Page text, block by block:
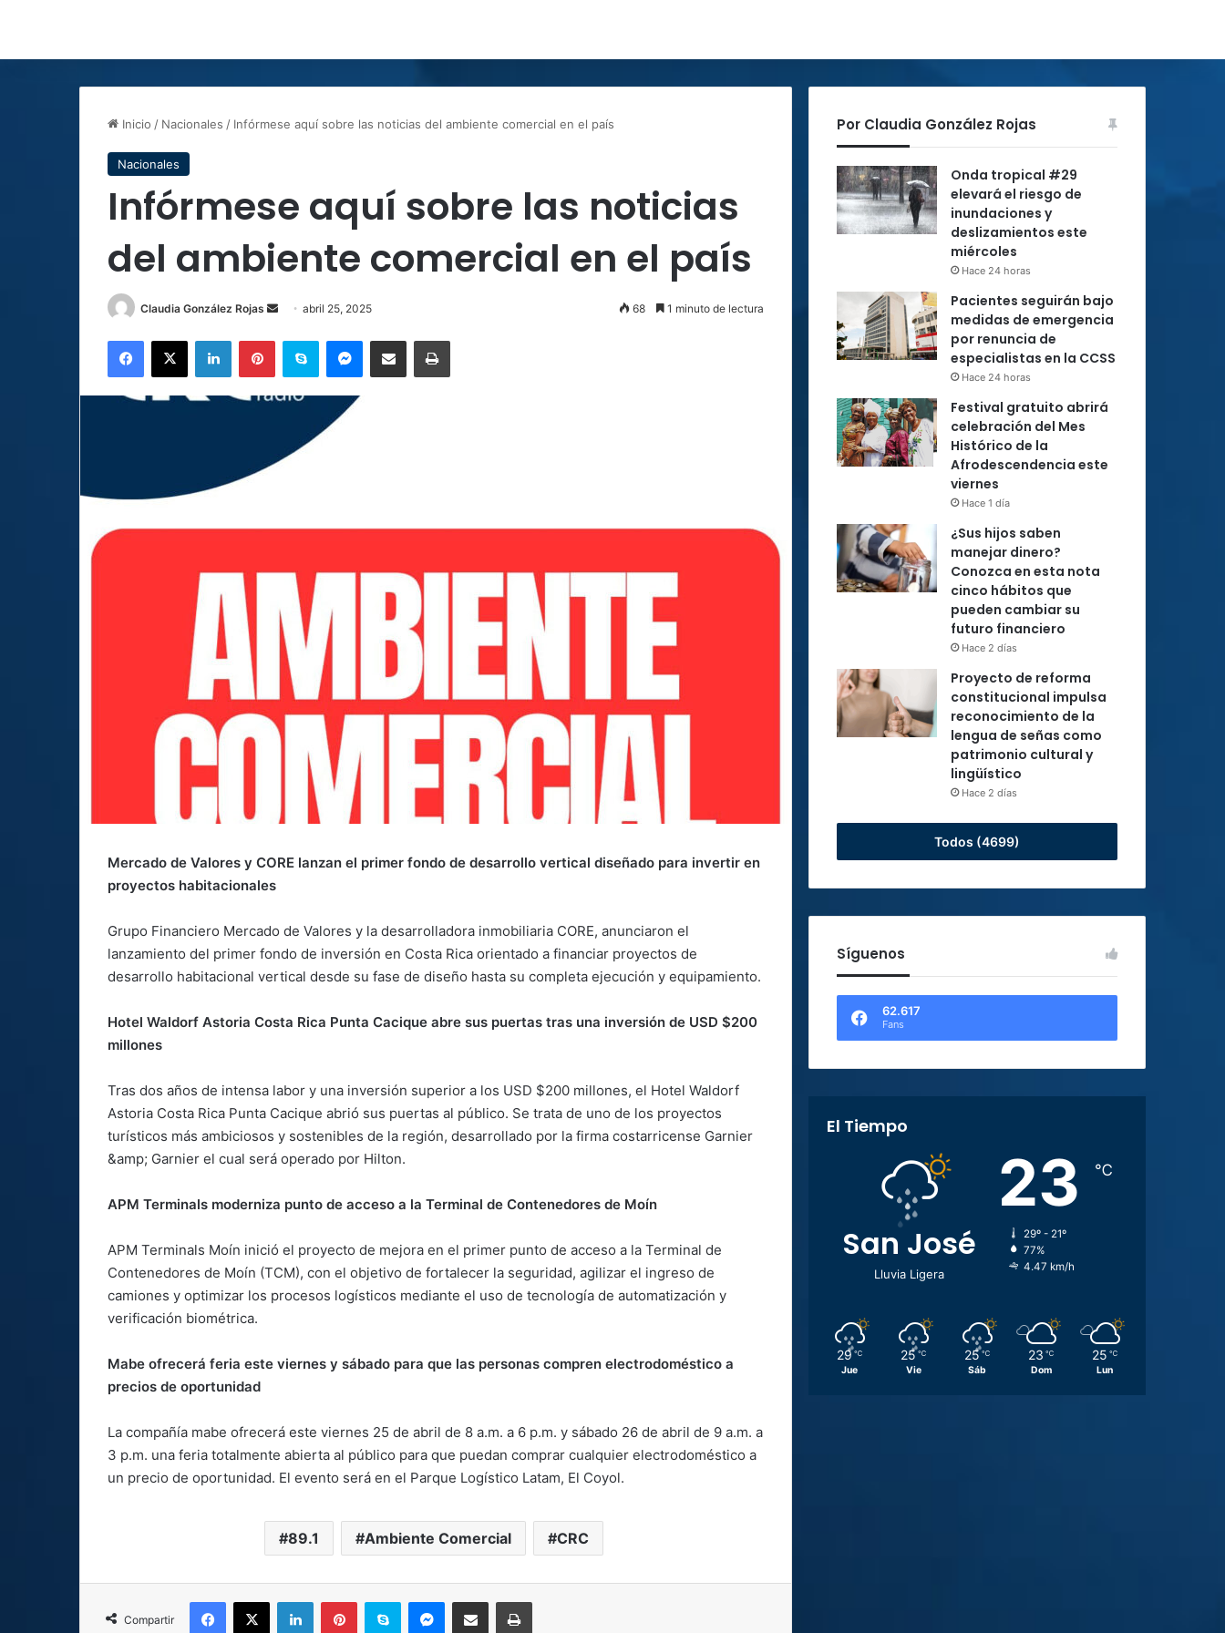
Inicio / Nacionales / Infórmese aquí sobre las noticias del ambiente comercial en el país
Nacionales
Infórmese aquí sobre las noticias
del ambiente comercial en el país
Claudia González Rojas
Send
email
abril 25, 2025 68 1 minuto de lectura
Facebook
X LinkedInPinterestSkype MessengerCompartir por correo electrónicoImprimir
Mercado de Valores y CORE lanzan el primer fondo de desarrollo vertical diseñado para invertir en
proyectos habitacionales
Grupo Financiero Mercado de Valores y la desarrolladora inmobiliaria CORE, anunciaron el
lanzamiento del primer fondo de inversión en Costa Rica orientado a financiar proyectos de
desarrollo habitacional vertical desde su fase de diseño hasta su completa ejecución y equipamiento.
Hotel Waldorf Astoria Costa Rica Punta Cacique abre sus puertas tras una inversión de USD $200
millones
Tras dos años de intensa labor y una inversión superior a los USD $200 millones, el Hotel Waldorf
Astoria Costa Rica Punta Cacique abrió sus puertas al público. Se trata de uno de los proyectos
turísticos más ambiciosos y sostenibles de la región, desarrollado por la firma costarricense Garnier
&amp; Garnier el cual será operado por Hilton.
APM Terminals moderniza punto de acceso a la Terminal de Contenedores de Moín
APM Terminals Moín inició el proyecto de mejora en el primer punto de acceso a la Terminal de
Contenedores de Moín (TCM), con el objetivo de fortalecer la seguridad, agilizar el ingreso de
camiones y optimizar los procesos logísticos mediante el uso de tecnología de automatización y
verificación biométrica.
Mabe ofrecerá feria este viernes y sábado para que las personas compren electrodoméstico a
precios de oportunidad
La compañía mabe ofrecerá este viernes 25 de abril de 8 a.m. a 6 p.m. y sábado 26 de abril de 9 a.m. a
3 p.m. una feria totalmente abierta al público para que puedan comprar cualquier electrodoméstico a
un precio de oportunidad. El evento será en el Parque Logístico Latam, El Coyol.
89.1 Ambiente Comercial CRC
Compartir
Facebook
X LinkedInPinterestSkype MessengerCompartir por correo electrónicoImprimir
Por Claudia González Rojas
Onda tropical #29
elevará el riesgo de
inundaciones y
deslizamientos este
miércoles
Hace 24 horas
Pacientes seguirán bajo
medidas de emergencia
por renuncia de
especialistas en la CCSS
Hace 24 horas
Festival gratuito abrirá
celebración del Mes
Histórico de la
Afrodescendencia este
viernes
Hace 1 día
¿Sus hijos saben
manejar dinero?
Conozca en esta nota
cinco hábitos que
pueden cambiar su
futuro financiero
Hace 2 días
Proyecto de reforma
constitucional impulsa
reconocimiento de la
lengua de señas como
patrimonio cultural y
lingüístico
Hace 2 días
Todos (4699)
Síguenos
62.617
Fans
El Tiempo
San José
Lluvia Ligera
23 ℃
29º - 21º
77%
4.47 km/h
29 ℃
Jue
25 ℃
Vie
25 ℃
Sáb
23 ℃
Dom
25 ℃
Lun